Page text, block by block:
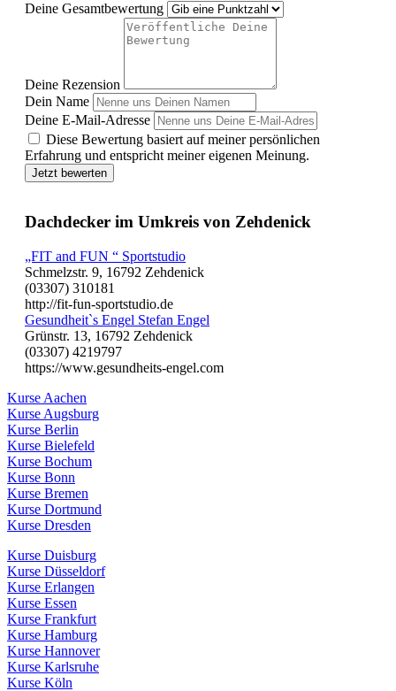
Deine Gesamtbewertung
Deine Rezension
Dein Name
Deine E-Mail-Adresse
Diese Bewertung basiert auf meiner persönlichen
Erfahrung und entspricht meiner eigenen Meinung.
Jetzt bewerten
Dachdecker im Umkreis von Zehdenick
„FIT and FUN “ Sportstudio
Schmelzstr. 9, 16792 Zehdenick
(03307) 310181
http://fit-fun-sportstudio.de
Gesundheit`s Engel Stefan Engel
Grünstr. 13, 16792 Zehdenick
(03307) 4219797
https://www.gesundheits-engel.com
Kurse Aachen
Kurse Augsburg
Kurse Berlin
Kurse Bielefeld
Kurse Bochum
Kurse Bonn
Kurse Bremen
Kurse Dortmund
Kurse Dresden
Kurse Duisburg
Kurse Düsseldorf
Kurse Erlangen
Kurse Essen
Kurse Frankfurt
Kurse Hamburg
Kurse Hannover
Kurse Karlsruhe
Kurse Köln